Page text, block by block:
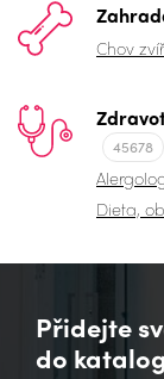
Chov
45678
Dieta,
Přidejte
do